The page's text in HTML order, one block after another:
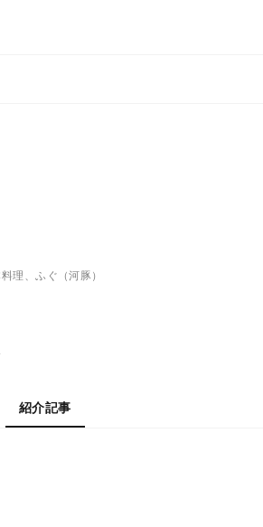
理、ふぐ（河豚）
紹介記事